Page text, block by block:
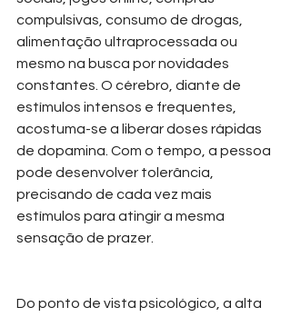
compulsivas, consumo de drogas,
alimentação ultraprocessada ou
mesmo na busca por novidades
constantes. O cérebro, diante de
estímulos intensos e frequentes,
acostuma-se a liberar doses rápidas
de dopamina. Com o tempo, a pessoa
pode desenvolver tolerância,
precisando de cada vez mais
estímulos para atingir a mesma
sensação de prazer.
Do ponto de vista psicológico, a alta